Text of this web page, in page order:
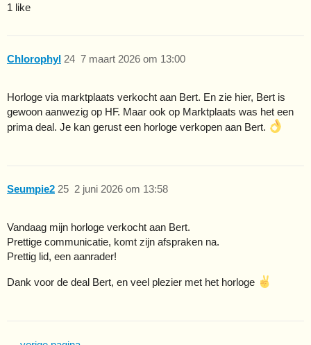
1 like
Chlorophyl 7 maart 2026 om 13:00
24
Horloge via marktplaats verkocht aan Bert. En zie hier, Bert is
gewoon aanwezig op HF. Maar ook op Marktplaats was het een
prima deal. Je kan gerust een horloge verkopen aan Bert.
Seumpie2 2 juni 2026 om 13:58
25
Vandaag mijn horloge verkocht aan Bert.
Prettige communicatie, komt zijn afspraken na.
Prettig lid, een aanrader!
Dank voor de deal Bert, en veel plezier met het horloge